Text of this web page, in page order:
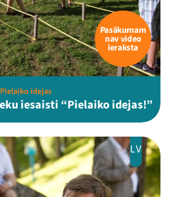
Pasākumam
nav video
ieraksta
Pielaiko idejas
iesaisti “Pielaiko idejas!”
LV